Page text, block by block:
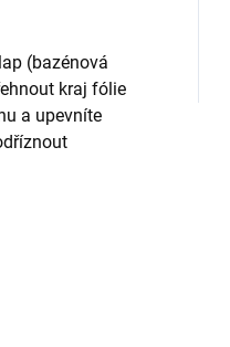
(bazénová
kraj fólie
a upevníte